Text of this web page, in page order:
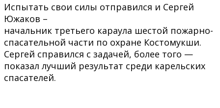
Испытать свои силы отправился и Сергей
Южаков –
начальник третьего караула шестой пожарно-
спасательной части по охране Костомукши.
Сергей справился с задачей, более того —
показал лучший результат среди карельских
спасателей.